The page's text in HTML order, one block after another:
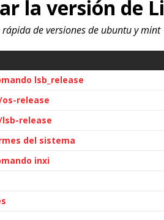
la versión de
de versiones de ubuntu y mint
lsb_release
release
release
del sistema
inxi